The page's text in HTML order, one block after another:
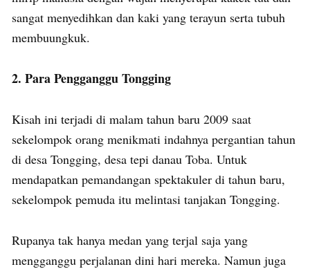
sangat menyedihkan dan kaki yang terayun serta tubuh
membuungkuk.
2. Para Pengganggu Tongging
Kisah ini terjadi di malam tahun baru 2009 saat
sekelompok orang menikmati indahnya pergantian tahun
di desa Tongging, desa tepi danau Toba. Untuk
mendapatkan pemandangan spektakuler di tahun baru,
sekelompok pemuda itu melintasi tanjakan Tongging.
Rupanya tak hanya medan yang terjal saja yang
mengganggu perjalanan dini hari mereka. Namun juga